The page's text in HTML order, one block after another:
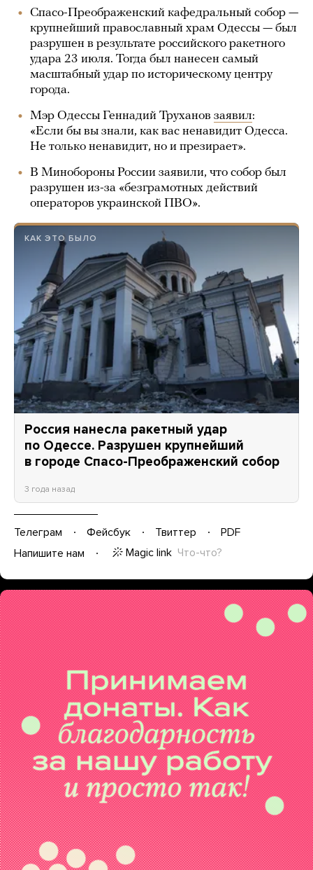
Спасо-Преображенский кафедральный собор —
крупнейший православный храм Одессы — был
разрушен в результате российского ракетного
удара 23 июля. Тогда был нанесен самый
масштабный удар по историческому центру
города.
Мэр Одессы Геннадий Труханов заявил:
«Если бы вы знали, как вас ненавидит Одесса.
Не только ненавидит, но и презирает».
В Минобороны России заявили, что собор был
разрушен из-за «безграмотных действий
операторов украинской ПВО».
КАК ЭТО БЫЛО
Россия нанесла ракетный удар
по Одессе. Разрушен крупнейший
в городе Спасо-Преображенский собор
3 года назад
Телеграм Фейсбук Твиттер
PDF
Напишите нам
Magic link Что-что?